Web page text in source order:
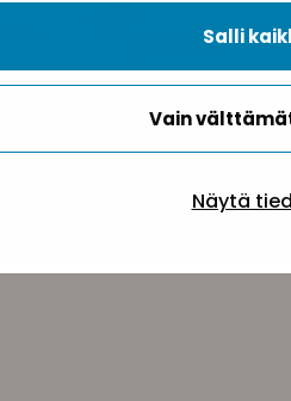
Vain
Salli
Näytä